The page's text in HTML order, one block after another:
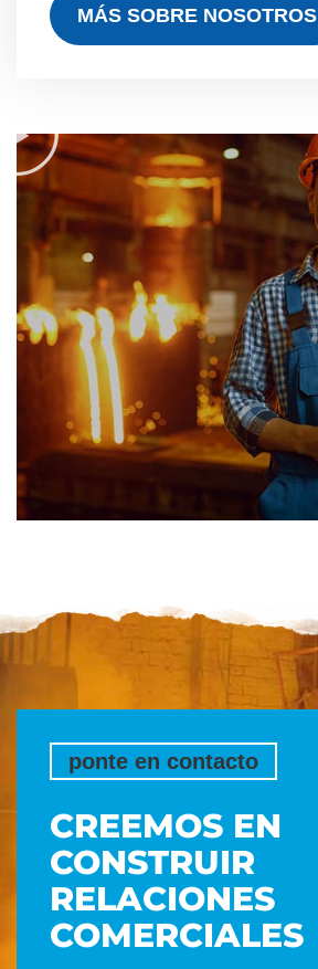
MÁS SOBRE NOSOTROS
ponte en contacto
CREEMOS EN
CONSTRUIR
RELACIONES
COMERCIALES